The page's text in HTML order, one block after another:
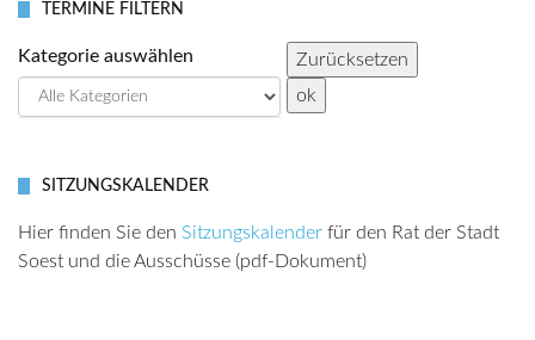
TERMINE FILTERN
Kategorie auswählen
SITZUNGSKALENDER
Hier finden Sie den Sitzungskalender für den Rat der Stadt
Soest und die Ausschüsse (pdf-Dokument)